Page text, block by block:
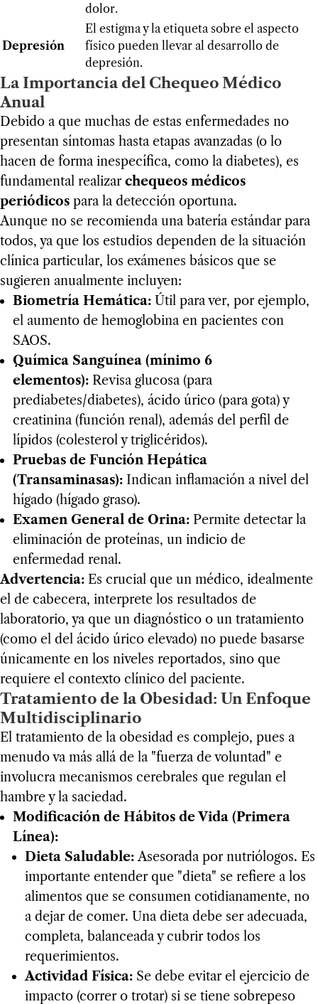
dolor.
Depresión
El estigma y la etiqueta sobre el aspecto
físico pueden llevar al desarrollo de
depresión.
La Importancia del Chequeo Médico
Anual
Debido a que muchas de estas enfermedades no
presentan síntomas hasta etapas avanzadas (o lo
hacen de forma inespecífica, como la diabetes), es
fundamental realizar chequeos médicos
periódicos para la detección oportuna.
Aunque no se recomienda una batería estándar para
todos, ya que los estudios dependen de la situación
clínica particular, los exámenes básicos que se
sugieren anualmente incluyen:
Biometría Hemática:Útil para ver, por ejemplo,
el aumento de hemoglobina en pacientes con
SAOS.
Química Sanguínea (mínimo 6
elementos):Revisa glucosa (para
prediabetes/diabetes), ácido úrico (para gota) y
creatinina (función renal), además del perfil de
lípidos (colesterol y triglicéridos).
Pruebas de Función Hepática
(Transaminasas):Indican inflamación a nivel del
hígado (hígado graso).
Examen General de Orina:Permite detectar la
eliminación de proteínas, un indicio de
enfermedad renal.
Advertencia: Es crucial que un médico, idealmente
el de cabecera, interprete los resultados de
laboratorio, ya que un diagnóstico o un tratamiento
(como el del ácido úrico elevado) no puede basarse
únicamente en los niveles reportados, sino que
requiere el contexto clínico del paciente.
Tratamiento de la Obesidad: Un Enfoque
Multidisciplinario
El tratamiento de la obesidad es complejo, pues a
menudo va más allá de la "fuerza de voluntad" e
involucra mecanismos cerebrales que regulan el
hambre y la saciedad.
Modificación de Hábitos de Vida (Primera
Línea):
Dieta Saludable:Asesorada por nutriólogos. Es
importante entender que "dieta" se refiere a los
alimentos que se consumen cotidianamente, no
a dejar de comer. Una dieta debe ser adecuada,
completa, balanceada y cubrir todos los
requerimientos.
Actividad Física: Se debe evitar el ejercicio de
impacto (correr o trotar) si se tiene sobrepeso